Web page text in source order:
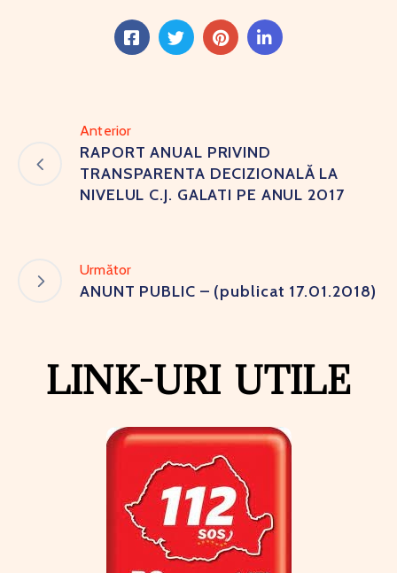
Anterior
RAPORT ANUAL PRIVIND
TRANSPARENTA DECIZIONALĂ LA
NIVELUL C.J. GALATI PE ANUL 2017
Următor
ANUNT PUBLIC – (publicat 17.01.2018)
LINK-URI UTILE